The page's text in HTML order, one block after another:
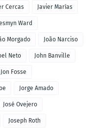
Cercas Javier Marías
Ward
Morgado João Narciso
Neto John Banville
Jon Fosse
Jorge Amado
José Ovejero
Joseph Roth